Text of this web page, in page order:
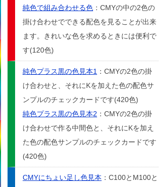
純色で組み合わせる色 ：CMYの中の2色の
掛け合わせでできる配色を見ることが出来
ます。きれいな色を求めるときには便利で
す(120色)
純色プラス黒の色見本1 ：CMYの2色の掛
け合わせと、それにKを加えた色の配色サ
ンプルのチェックカードです(420色)
純色プラス黒の色見本2 ：CMYの2色の掛
け合わせで作る中間色と、それにKを加え
た色の配色サンプルのチェックカードです
(420色)
CMYにちょい足し色見本 ：C100とM100と